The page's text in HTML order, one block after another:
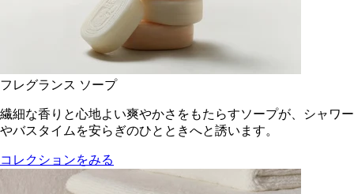
フレグランス ソープ
繊細な香りと心地よい爽やかさをもたらすソープが、シャワー
やバスタイムを安らぎのひとときへと誘います。
コレクションをみる